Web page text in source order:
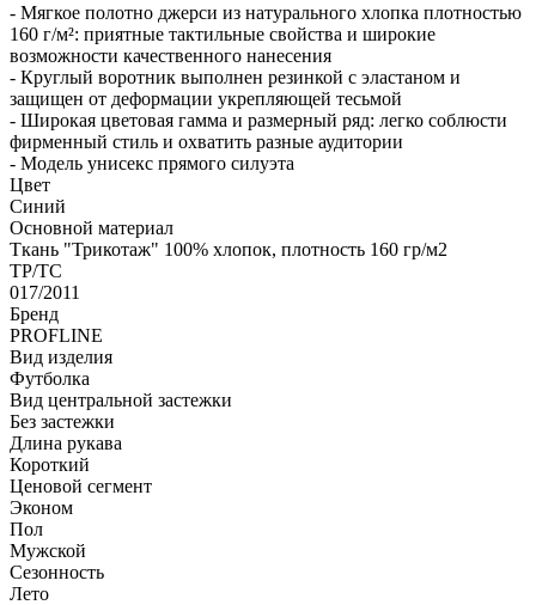
- Мягкое полотно джерси из натурального хлопка плотностью
160 г/м²: приятные тактильные свойства и широкие
возможности качественного нанесения
- Круглый воротник выполнен резинкой с эластаном и
защищен от деформации укрепляющей тесьмой
- Широкая цветовая гамма и размерный ряд: легко соблюсти
фирменный стиль и охватить разные аудитории
- Модель унисекс прямого силуэта
Цвет
Синий
Основной материал
Ткань "Трикотаж" 100% хлопок, плотность 160 гр/м2
ТР/ТС
017/2011
Бренд
PROFLINE
Вид изделия
Футболка
Вид центральной застежки
Без застежки
Длина рукава
Короткий
Ценовой сегмент
Эконом
Пол
Мужской
Сезонность
Лето